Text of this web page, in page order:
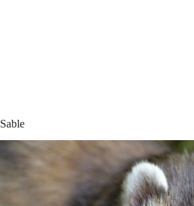
Sable